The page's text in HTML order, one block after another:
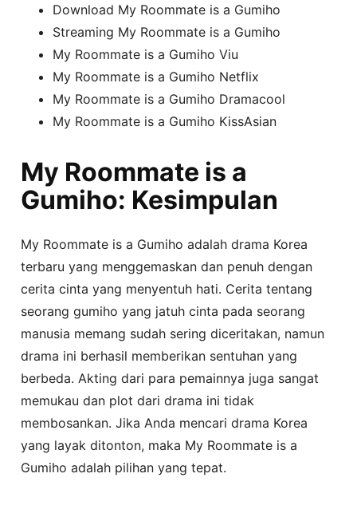
Download My Roommate is a Gumiho
Streaming My Roommate is a Gumiho
My Roommate is a Gumiho Viu
My Roommate is a Gumiho Netflix
My Roommate is a Gumiho Dramacool
My Roommate is a Gumiho KissAsian
My Roommate is a
Gumiho: Kesimpulan
My Roommate is a Gumiho adalah drama Korea
terbaru yang menggemaskan dan penuh dengan
cerita cinta yang menyentuh hati. Cerita tentang
seorang gumiho yang jatuh cinta pada seorang
manusia memang sudah sering diceritakan, namun
drama ini berhasil memberikan sentuhan yang
berbeda. Akting dari para pemainnya juga sangat
memukau dan plot dari drama ini tidak
membosankan. Jika Anda mencari drama Korea
yang layak ditonton, maka My Roommate is a
Gumiho adalah pilihan yang tepat.